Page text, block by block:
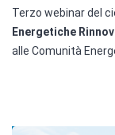
Terzo webinar del
Energetiche
alle Comunità